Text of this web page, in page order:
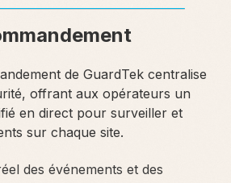
de GuardTek centralise
offrant aux opérateurs un
en direct pour surveiller et
sur chaque site.
des événements et des